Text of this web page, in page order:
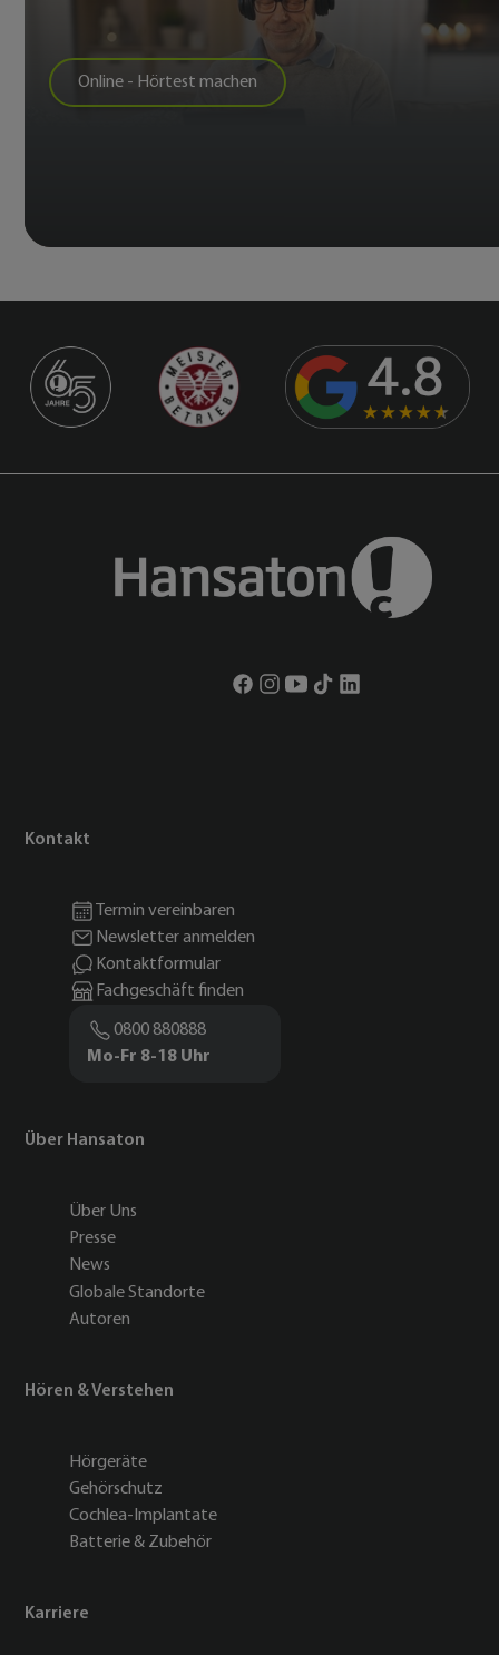
Online - Hörtest machen
Kontakt
Termin vereinbaren
Newsletter anmelden
Kontaktformular
Fachgeschäft finden
0800 880888
Mo-Fr 8-18 Uhr
Über Hansaton
Über Uns
Presse
News
Globale Standorte
Autoren
Hören & Verstehen
Hörgeräte
Gehörschutz
Cochlea-Implantate
Batterie & Zubehör
Karriere